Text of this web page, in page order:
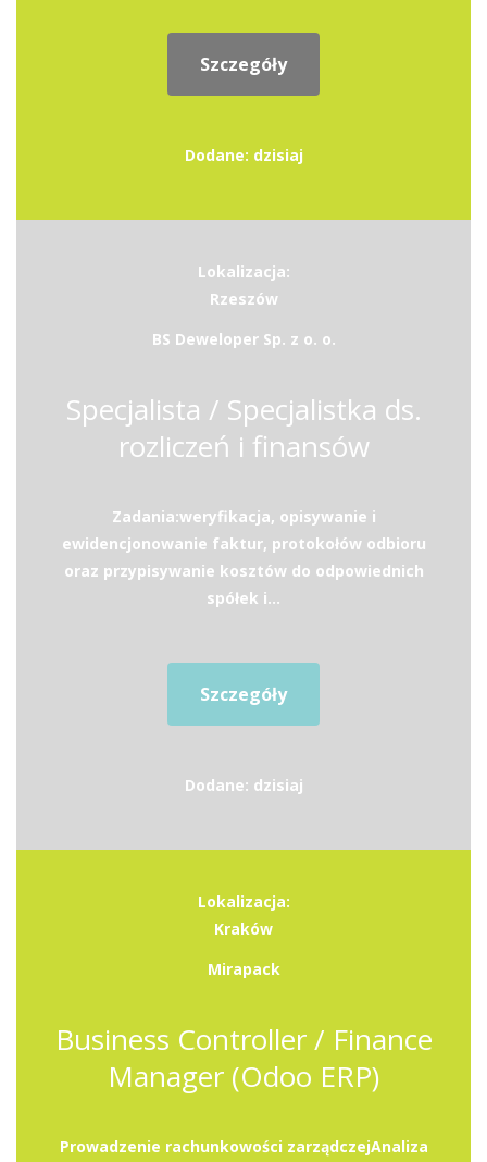
Szczegóły
Dodane: dzisiaj
Lokalizacja:
Rzeszów
BS Deweloper Sp. z o. o.
Specjalista / Specjalistka ds.
rozliczeń i finansów
Zadania:weryfikacja, opisywanie i
ewidencjonowanie faktur, protokołów odbioru
oraz przypisywanie kosztów do odpowiednich
spółek i...
Szczegóły
Dodane: dzisiaj
Lokalizacja:
Kraków
Mirapack
Business Controller / Finance
Manager (Odoo ERP)
Prowadzenie rachunkowości zarządczejAnaliza